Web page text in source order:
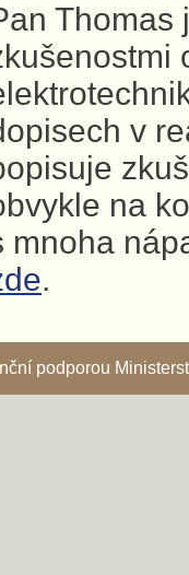
Thomas
v
na
mnoha
.
podporou